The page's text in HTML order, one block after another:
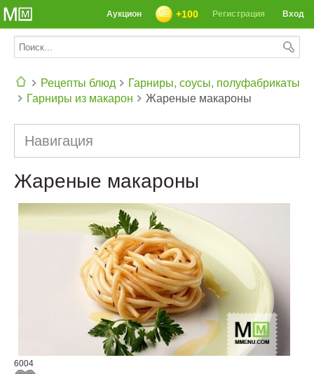
Вход
Регистрация
+100
Аукцион
Рецепты блюд
Гарниры, соусы, полуфабрикаты
Гарниры из макарон
Жареные макароны
Навигация
Жареные макароны
6004